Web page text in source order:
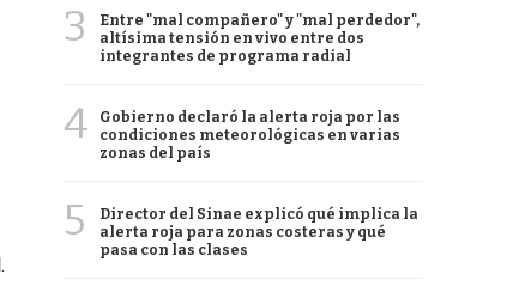
.
3
Entre "mal compañero" y "mal perdedor",
altísima tensión en vivo entre dos
integrantes de programa radial
4
Gobierno declaró la alerta roja por las
condiciones meteorológicas en varias
zonas del país
5
Director del Sinae explicó qué implica la
alerta roja para zonas costeras y qué
pasa con las clases